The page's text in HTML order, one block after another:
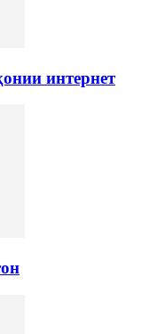
интернет